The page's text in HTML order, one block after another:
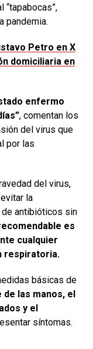
“tapabocas”,
pandemia.
Petro en X
domiciliaria en
enfermo
, comentan los
del virus que
por las
del virus,
la
antibióticos sin
es
cualquier
respiratoria.
básicas de
las manos, el
y el
síntomas.